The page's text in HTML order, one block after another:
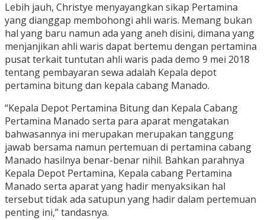
Lebih jauh, Christye menyayangkan sikap Pertamina
yang dianggap membohongi ahli waris. Memang bukan
hal yang baru namun ada yang aneh disini, dimana yang
menjanjikan ahli waris dapat bertemu dengan pertamina
pusat terkait tuntutan ahli waris pada demo 9 mei 2018
tentang pembayaran sewa adalah Kepala depot
pertamina bitung dan kepala cabang Manado.
“Kepala Depot Pertamina Bitung dan Kepala Cabang
Pertamina Manado serta para aparat mengatakan
bahwasannya ini merupakan merupakan tanggung
jawab bersama namun pertemuan di pertamina cabang
Manado hasilnya benar-benar nihil. Bahkan parahnya
Kepala Depot Pertamina, Kepala cabang Pertamina
Manado serta aparat yang hadir menyaksikan hal
tersebut tidak ada satupun yang hadir dalam pertemuan
penting ini,” tandasnya.